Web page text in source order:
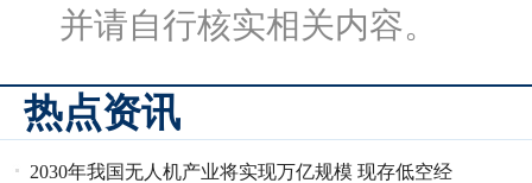
并请自行核实相关内容。
热点资讯
2030年我国无人机产业将实现万亿规模 现存低空经